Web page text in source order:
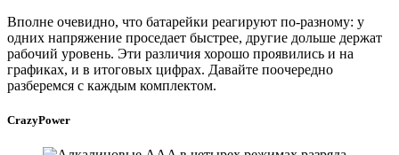
Вполне очевидно, что батарейки реагируют по-разному: у
одних напряжение проседает быстрее, другие дольше держат
рабочий уровень. Эти различия хорошо проявились и на
графиках, и в итоговых цифрах. Давайте поочередно
разберемся с каждым комплектом.
CrazyPower